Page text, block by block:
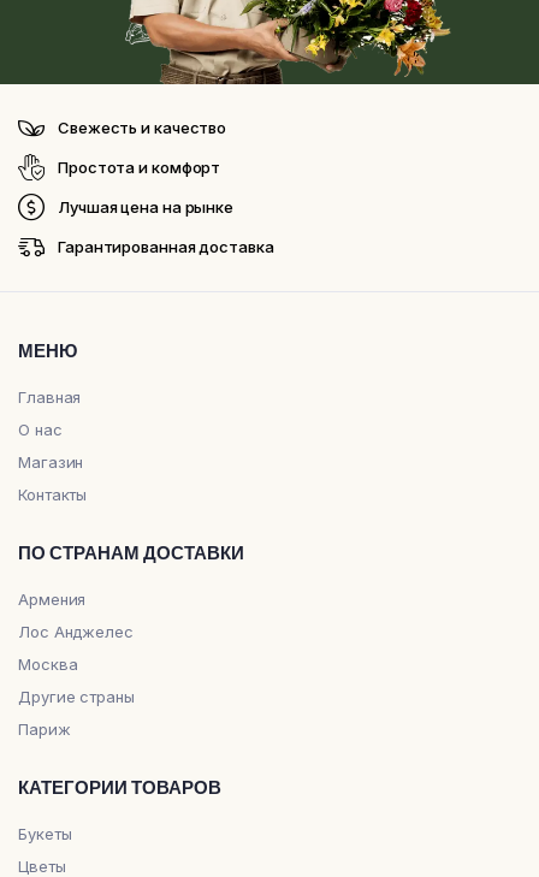
Свежесть и качество
Простота и комфорт
Лучшая цена на рынке
Гарантированная доставка
МЕНЮ
Главная
О нас
Магазин
Контакты
ПО СТРАНАМ ДОСТАВКИ
Армения
Лос Анджелес
Москва
Другие страны
Париж
КАТЕГОРИИ ТОВАРОВ
Букеты
Цветы